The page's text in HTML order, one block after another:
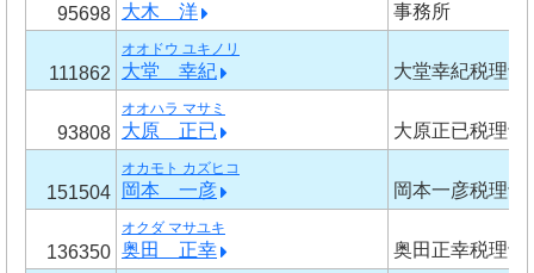
95698 大木 洋
事務所
111862
オオドウ ユキノリ
大堂 幸紀 大堂幸紀税理士
93808
オオハラ マサミ
大原 正已 大原正已税理士
151504
オカモト カズヒコ
岡本 一彦 岡本一彦税理士
136350
オクダ マサユキ
奥田 正幸 奥田正幸税理士